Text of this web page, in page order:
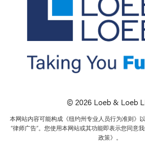
© 2026 Loeb & Loeb
本网站内容可能构成《纽约州专业人员行为准则》
“律师广告”。您使用本网站或其功能即表示您同意
政策》。